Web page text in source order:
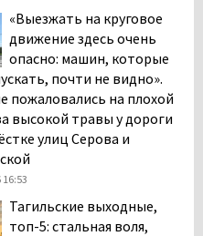
кино
13:20
Мэрия раскрыла имя
главной звезды Дня
города в Нижнем Тагиле
11:26
В Нижнем Тагиле
разыскивают 45-летнего
Виталия Говорухина
«Выезжать на круговое
движение здесь очень
опасно: машин, которые
почти не видно».
пожаловались на плохой
высокой травы у дороги
улиц Серова и
16:53
Тагильские выходные,
топ-5: стальная воля,